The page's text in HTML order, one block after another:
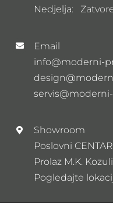
Nedjelja:
Email
info@moderni-
Showroom
Poslovni
Prolaz M.K.
Pogledajte